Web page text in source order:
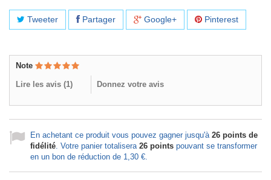
Tweeter Partager Google+ Pinterest
Note
Lire les avis (1) Donnez votre avis
En achetant ce produit vous pouvez gagner jusqu'à 26 points de
fidélité . Votre panier totalisera 26 points pouvant se transformer
en un bon de réduction de 1,30 €